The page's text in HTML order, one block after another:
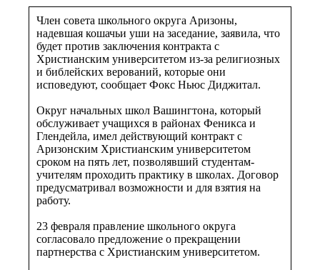
Член совета школьного округа Аризоны,
надевшая кошачьи уши на заседание, заявила, что
будет против заключения контракта с
Христианским университетом из-за религиозных
и библейских верований, которые они
исповедуют, сообщает Фокс Ньюс Диджитал.
Округ начальных школ Вашингтона, который
обслуживает учащихся в районах Феникса и
Глендейла, имел действующий контракт с
Аризонским Христианским университетом
сроком на пять лет, позволявший студентам-
учителям проходить практику в школах. Договор
предусматривал возможности и для взятия на
работу.
23 февраля правление школьного округа
согласовало предложение о прекращении
партнерства с Христианским университетом.